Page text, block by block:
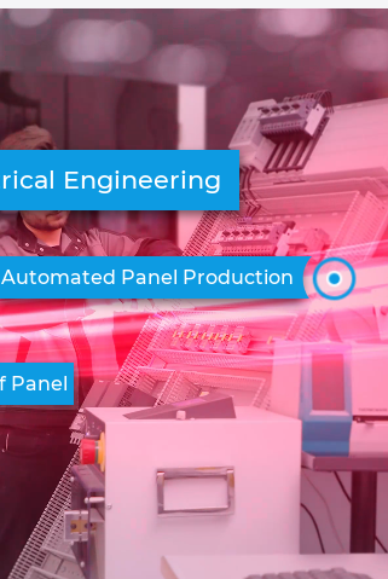
Engineering
Panel
Automated Panel Production